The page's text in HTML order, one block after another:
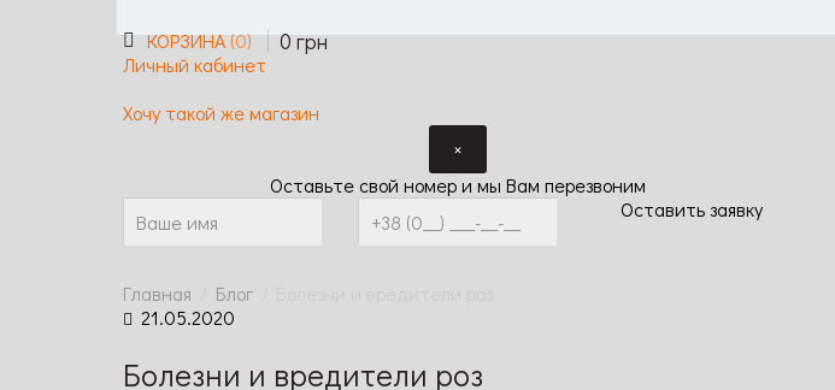
КОРЗИНА 0 0грн
Личный кабинет
Хочу такой же магазин
×
Оставьте свой номер и мы Вам перезвоним
Оставить заявку
Главная Блог
21.05.2020
Болезни и вредители роз